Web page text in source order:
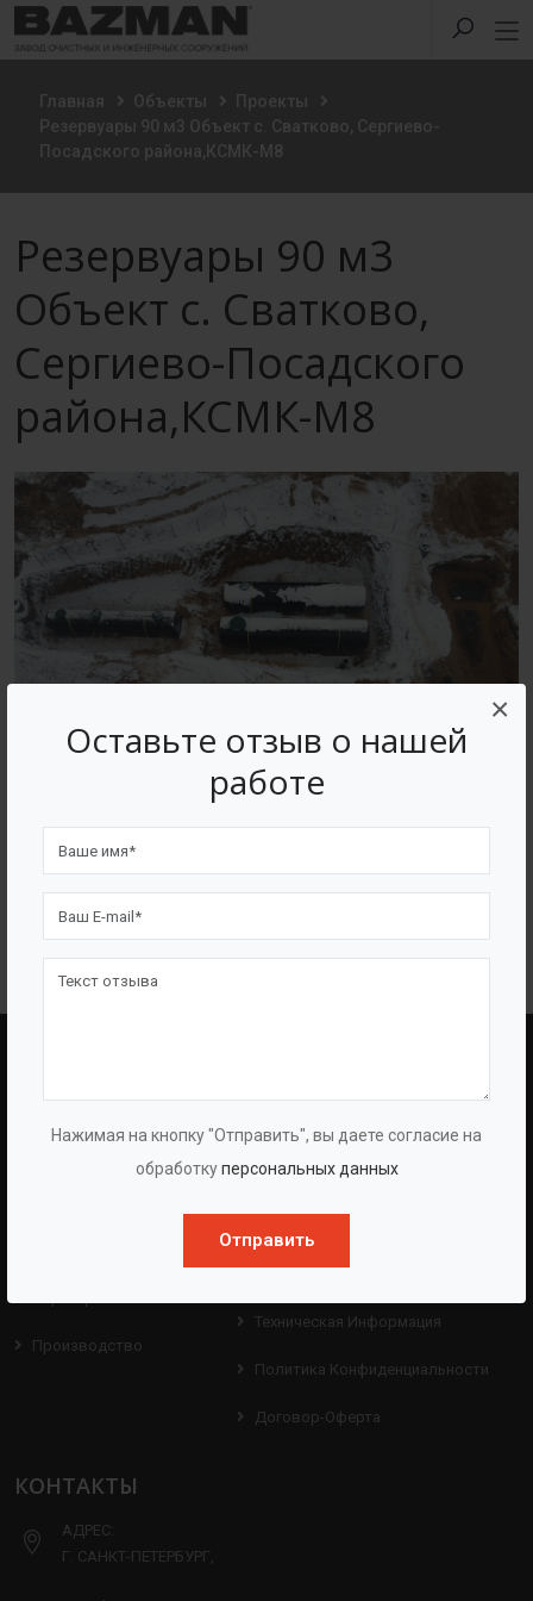
Оставьте отзыв о нашей
работе
Нажимая на кнопку "Отправить", вы даете согласие на
обработкуперсональных данных
Отправить
×
Главная Объекты
Проекты
Резервуары 90 м3 Объект с. Сватково, Сергиево-
Посадского района,КСМК-М8
Резервуары 90 м3
Объект с. Сватково,
Сергиево-Посадского
района,КСМК-М8
Производство емкостного и очистного оборудования
BAZMAN
О Компании
Производство
Оборудование
Услуги
Техническая Информация
Политика Конфиденциальности
Договор-Оферта
КОНТАКТЫ
АДРЕС:
Г. САНКТ-ПЕТЕРБУРГ,